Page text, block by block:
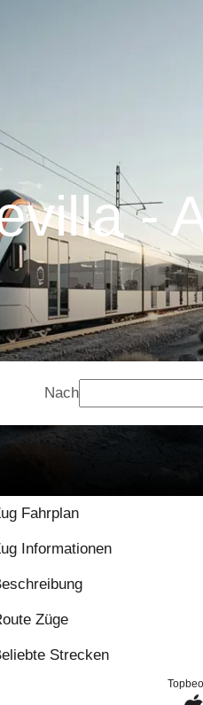
-
Nach
Fahrplan
Informationen
Züge
Strecken